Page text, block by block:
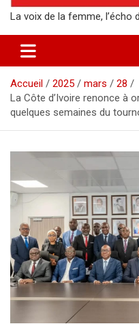
La voix de la femme, l’écho
Accueil 2025 mars
28
La Côte d’Ivoire renonce à
quelques semaines du